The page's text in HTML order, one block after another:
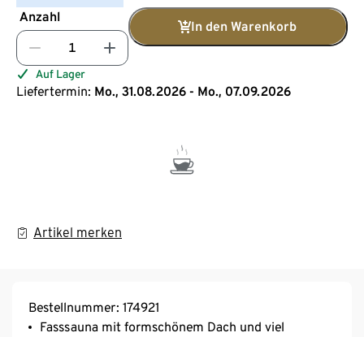
Anzahl
In den Warenkorb
Auf Lager
Liefertermin: Mo., 31.08.2026 - Mo., 07.09.2026
Artikel merken
Bestellnummer: 174921
Fasssauna mit formschönem Dach und viel